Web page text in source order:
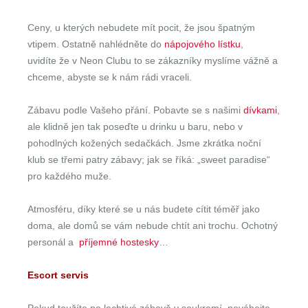
Ceny, u kterých nebudete mít pocit, že jsou špatným
vtipem. Ostatně nahlédněte do nápojového lístku
uvidíte že v Neon Clubu to se zákazníky myslíme vážně a
chceme, abyste se k nám rádi vraceli.
Zábavu podle Vašeho přání. Pobavte se s našimi dívkami
ale klidně jen tak poseďte u drinku u baru, nebo v
pohodlných kožených sedačkách. Jsme zkrátka noční
klub se třemi patry zábavy; jak se říká: „sweet paradise“
pro každého muže.
Atmosféru, díky které se u nás budete cítit téměř jako
doma, ale domů se vám nebude chtít ani trochu. Ochotný
personál a příjemné hostesky
Escort servis